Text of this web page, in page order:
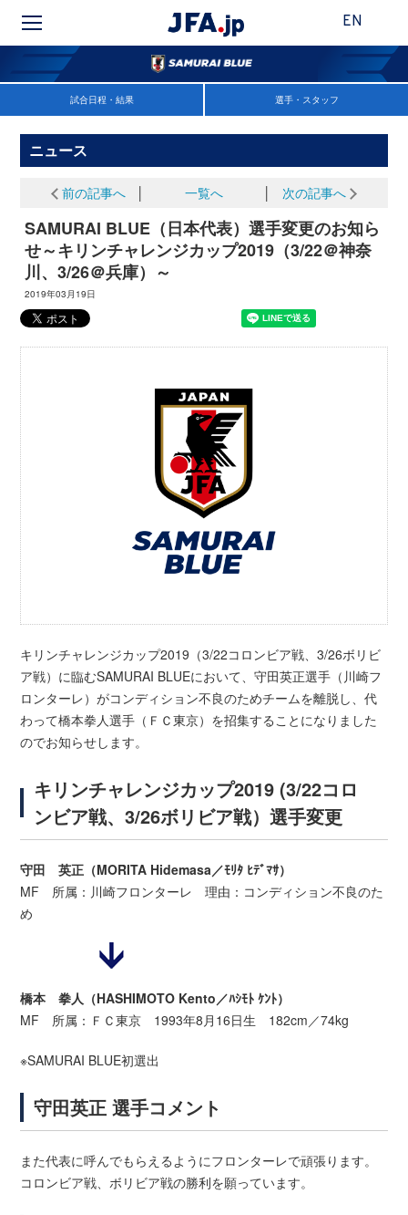
EN
試合日程・結果 選手・スタッフ
ニュース
前の記事へ 一覧へ 次の記事へ
SAMURAI BLUE（日本代表）選手変更のお知ら
せ～キリンチャレンジカップ2019（3/22＠神奈
川、3/26＠兵庫）～
2019年03月19日
キリンチャレンジカップ2019（3/22コロンビア戦、3/26ボリビ
ア戦）に臨むSAMURAI BLUEにおいて、守田英正選手（川崎フ
ロンターレ）がコンディション不良のためチームを離脱し、代
わって橋本拳人選手（ＦＣ東京）を招集することになりました
のでお知らせします。
キリンチャレンジカップ2019 (3/22コロ
ンビア戦、3/26ボリビア戦）選手変更
守田 英正（MORITA Hidemasa／ﾓﾘﾀ ﾋﾃﾞﾏｻ）
MF 所属：川崎フロンターレ 理由：コンディション不良のた
め
橋本 拳人（HASHIMOTO Kento／ﾊｼﾓﾄ ｹﾝﾄ）
MF 所属：ＦＣ東京 1993年8月16日生 182cm／74kg
※SAMURAI BLUE初選出
守田英正 選手コメント
また代表に呼んでもらえるようにフロンターレで頑張ります。
コロンビア戦、ボリビア戦の勝利を願っています。